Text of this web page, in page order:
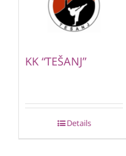
KK “TEŠANJ”
Details